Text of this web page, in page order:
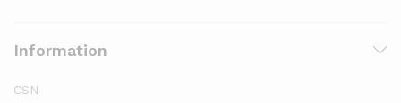
Information
CSN